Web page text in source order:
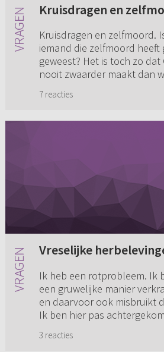
Kruisdragen en
Kruisdragen en zelfmoord.
iemand die zelfmoord heeft
geweest? Het is toch zo dat
nooit zwaarder maakt dan
7 reacties
Vreselijke
Ik heb een rotprobleem. Ik
een gruwelijke manier
en daarvoor ook misbruikt
Ik ben hier pas
3 reacties